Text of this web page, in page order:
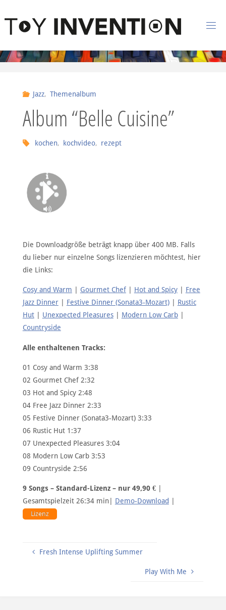
O
Y
Jazz, Themenalbum
Album “Belle Cuisine”
kochen, kochvideo, rezept
Die Downloadgröße beträgt knapp über 400 MB. Falls
du lieber nur einzelne Songs lizenzieren möchtest, hier
die Links:
Cosy and Warm Gourmet Chef| Hot and Spicy| Free
Jazz Dinner| Festive Dinner (Sonata3-Mozart)| Rustic
Hut| Unexpected Pleasures| Modern Low Carb|
Countryside
Alle enthaltenen Tracks:
01 Cosy and Warm 3:38
02 Gourmet Chef 2:32
03 Hot and Spicy 2:48
04 Free Jazz Dinner 2:33
05 Festive Dinner (Sonata3-Mozart) 3:33
06 Rustic Hut 1:37
07 Unexpected Pleasures 3:04
08 Modern Low Carb 3:53
09 Countryside 2:56
9 Songs – Standard-Lizenz – nur 49,90 €|
Gesamtspielzeit 26:34 min| Demo-Download
Lizenz
Fresh Intense Uplifting Summer
Play With Me